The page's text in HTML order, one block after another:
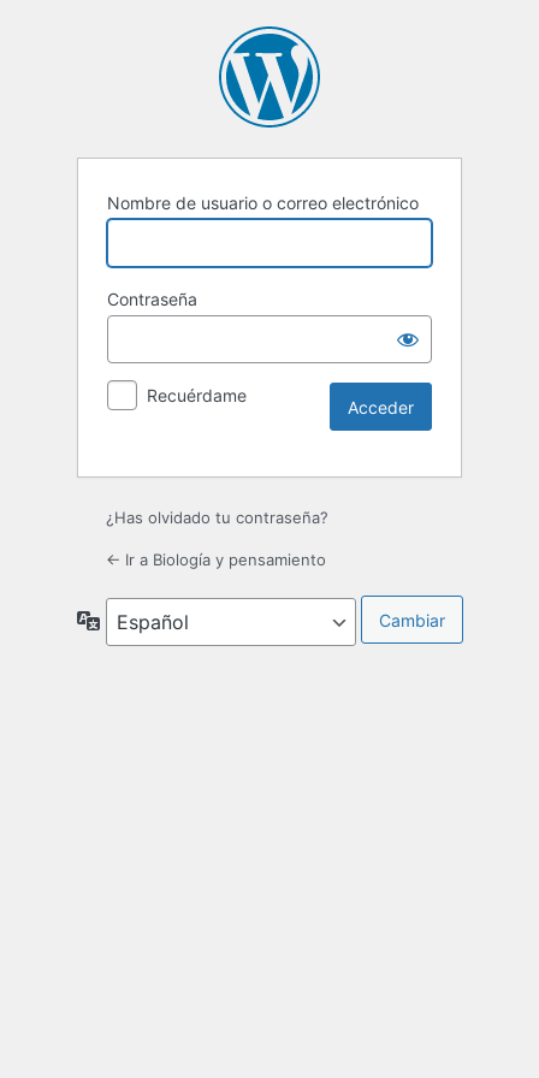
Nombre de usuario o correo electrónico
Contraseña
Recuérdame
¿Has olvidado tu contraseña?
← Ir a Biología y pensamiento
Idioma